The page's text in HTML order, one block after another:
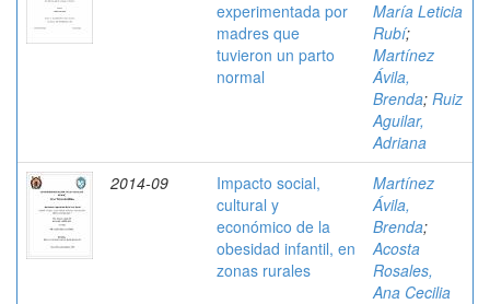
experimentada por
madres que
tuvieron un parto
normal
María Leticia
Rubí;
Martínez
Ávila,
Brenda; Ruiz
Aguilar,
Adriana
2014-09
Impacto social,
cultural y
económico de la
obesidad infantil, en
zonas rurales
Martínez
Ávila,
Brenda;
Acosta
Rosales,
Ana Cecilia